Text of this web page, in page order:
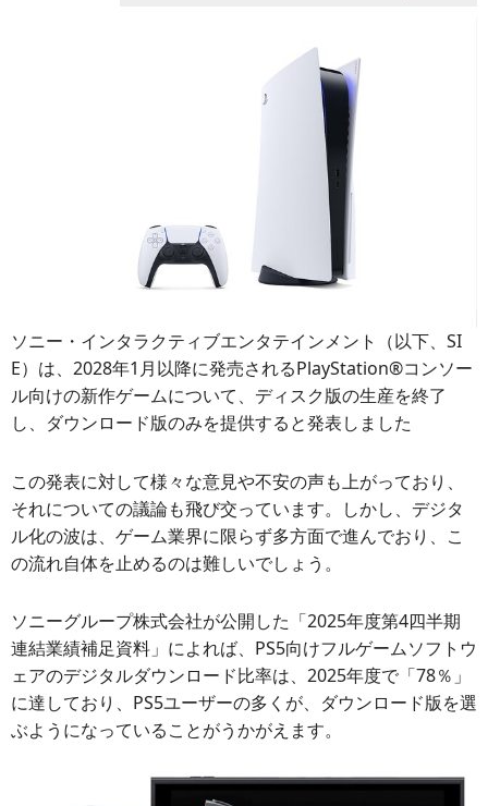
ソニー・インタラクティブエンタテインメント（以下、SI
E）は、2028年1月以降に発売されるPlayStation®コンソー
ル向けの新作ゲームについて、ディスク版の生産を終了
し、ダウンロード版のみを提供すると発表しました
この発表に対して様々な意見や不安の声も上がっており、
それについての議論も飛び交っています。しかし、デジタ
ル化の波は、ゲーム業界に限らず多方面で進んでおり、こ
の流れ自体を止めるのは難しいでしょう。
ソニーグループ株式会社が公開した「2025年度第4四半期
連結業績補足資料」によれば、PS5向けフルゲームソフトウ
ェアのデジタルダウンロード比率は、2025年度で「78％」
に達しており、PS5ユーザーの多くが、ダウンロード版を選
ぶようになっていることがうかがえます。